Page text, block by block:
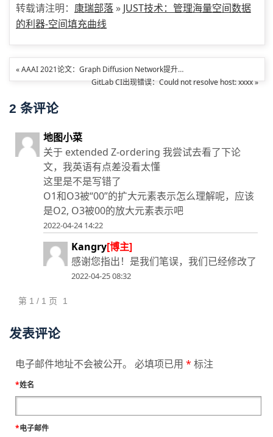
转载请注明： 康瑞部落 » JUST技术：管理海量空间数据
的利器-空间填充曲线
« AAAI 2021论文：Graph Diffusion Network提升交通流量预测精度（附论文下载）
GitLab CI出现错误：Could not resolve host: xxxx »
2 条评论
地图小菜
关于 extended Z-ordering 我尝试去看了下论
文，我英语有点差没看太懂
这里是不是写错了
O1和O3被“00”的扩大元素表示怎么理解呢，应该
是O2, O3被00的放大元素表示吧
2022-04-24 14:22
Kangry[博主]
感谢您指出！是我们笔误，我们已经修改了
2022-04-25 08:32
第 1 / 1 页 1
发表评论
电子邮件地址不会被公开。 必填项已用 * 标注
*姓名
*电子邮件